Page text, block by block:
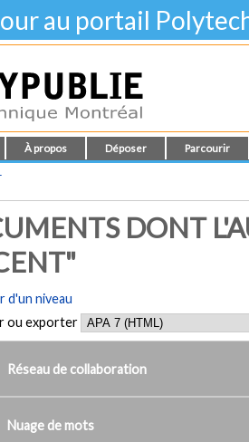
au portail
À propos Déposer Parcourir
DONT
d'un niveau
ou exporter
Réseau de collaboration
Nuage de mots